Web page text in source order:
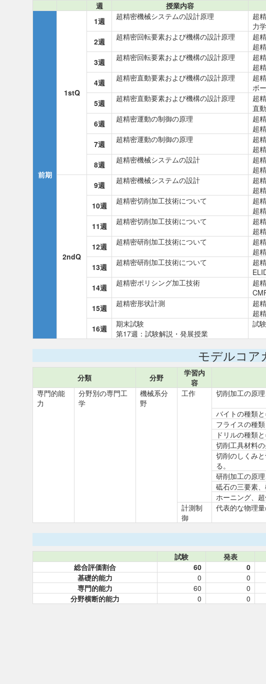
週 授業内容
前期
1stQ
1週 超精密機械システムの設計原理
超
力
2週
超精密回転要素および機構の設計原理
超
超
3週
超精密回転要素および機構の設計原理
超
超
4週
超精密直動要素および機構の設計原理
超
ボ
5週
超精密直動要素および機構の設計原理
超
直
6週
超精密運動の制御の原理
超
超
7週
超精密運動の制御の原理
超
超
8週
超精密機械システムの設計
超
超
2ndQ
9週 超精密機械システムの設計
超
超
10週
超精密切削加工技術について
超
超
11週
超精密切削加工技術について
超
超
12週
超精密研削加工技術について
超
超
13週
超精密研削加工技術について
超
14週
超精密ポリシング加工技術
超
15週
超精密形状計測
超
超
16週
期末試験
第17週：試験解説・発展授業
試
モデルコア
分類 分野
学習内
容
専門的能
力
分野別の専門工
学
機械系分
野
工作 切削加工の原
バイトの種類
フライスの種
ドリルの種類
切削工具材料
切削のしくみ
る。
研削加工の原
砥石の三要素
ホーニング、
計測制
御
代表的な物理
試験 発表
総合評価割合
60 0
基礎的能力
0 0
専門的能力
60 0
分野横断的能力
0 0